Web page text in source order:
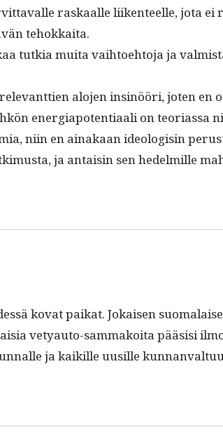
raskaalle liiken­teelle, jota ei
tehokkaita.
tutkia mui­ta vai­h­toe­hto­ja ja
alo­jen insinööri, joten en
ener­giapo­ten­ti­aali on teo­ri­as­sa
niin en ainakaan ide­ol­o­gisin
ja antaisin sen hedelmille
kovat paikat. Jokaisen
vetyau­to-sam­makoi­ta pää­sisi
ja kaikille uusille